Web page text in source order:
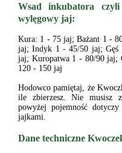
Wsad inkubatora
wylęgowy jaj:
Kura: 1 - 75 jaj; Bażant 1 -
jaj; Indyk 1 - 45/50 jaj; Gęś
jaj; Kuropatwa 1 - 80/90 jaj;
120 - 150 jaj
Hodowco pamiętaj, że
ile zbierzesz. Nie musisz
powyżej pojemność
jajkami.
Dane techniczne